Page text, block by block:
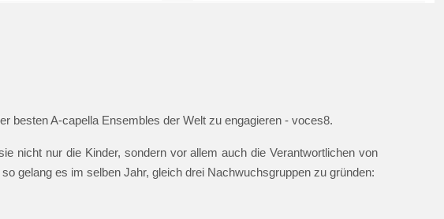
besten A-capella Ensembles der Welt zu engagieren - voces8.
nicht nur die Kinder, sondern vor allem auch die Verantwortlichen von
gelang es im selben Jahr, gleich drei Nachwuchsgruppen zu gründen: